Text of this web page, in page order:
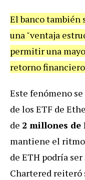
El banco también
una "ventaja
permitir una
retorno
Este fenómeno
de los ETF de
de 2 millones de
mantiene el
de ETH podría
Chartered reiteró